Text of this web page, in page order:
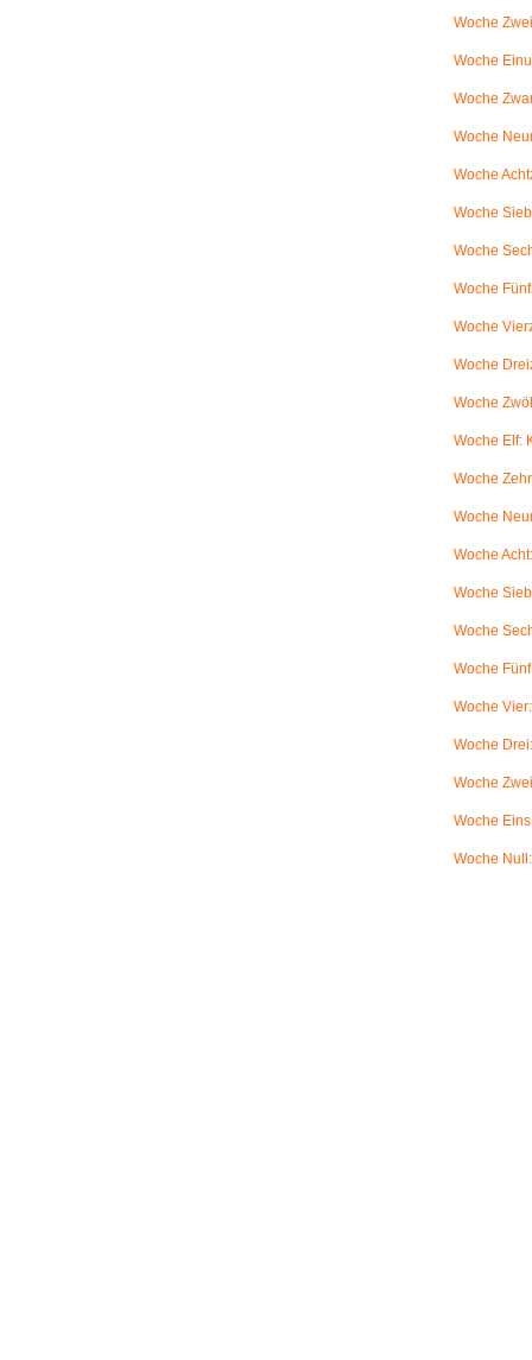
Woche
Woche
Woche
Woche
Woche
Woche
Woche
Woche
Woche
Woche
Woche
Woche Elf:
Woche
Woche
Woche
Woche
Woche
Woche
Woche
Woche
Woche
Woche
Woche